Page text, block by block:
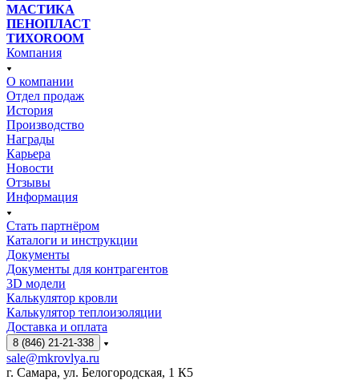
МАСТИКА
ПЕНОПЛАСТ
ТИХОROOM
Компания
О компании
Отдел продаж
История
Производство
Награды
Карьера
Новости
Отзывы
Информация
Стать партнёром
Каталоги и инструкции
Документы
Документы для контрагентов
3D модели
Калькулятор кровли
Калькулятор теплоизоляции
Доставка и оплата
8 (846) 21-21-338
sale@mkrovlya.ru
г. Самара, ул. Белогородская, 1 К5